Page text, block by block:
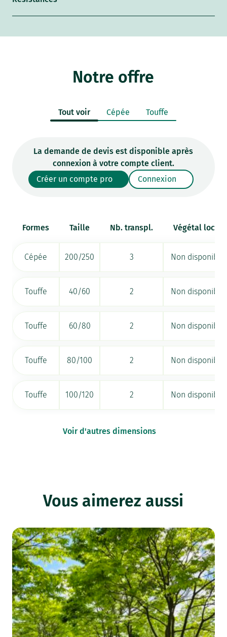
Notre offre
Tout voir Cépée Touffe
La demande de devis est disponible après
connexion à votre compte client.
Créer un compte pro
Connexion
Formes Taille Nb. transpl. Végétal local
Cépée 200/250 3 Non disponible
Touffe 40/60 2 Non disponible
Touffe 60/80 2 Non disponible
Touffe 80/100 2 Non disponible
Touffe 100/120 2 Non disponible
Voir d'autres dimensions
Vous aimerez aussi